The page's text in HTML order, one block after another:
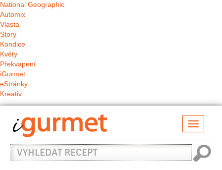
National Geographic
Automix
Vlasta
Story
Kondice
Květy
Překvapení
iGurmet
eStránky
Kreativ
Vyhledat
recept